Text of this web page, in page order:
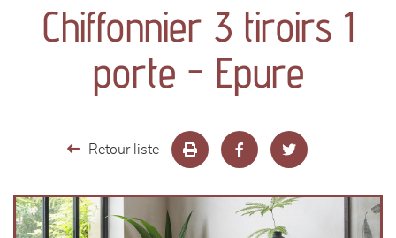
séjours
meubles de complément
décoration
Chiffonnier 3 tiroirs 1
porte - Epure
Retour liste